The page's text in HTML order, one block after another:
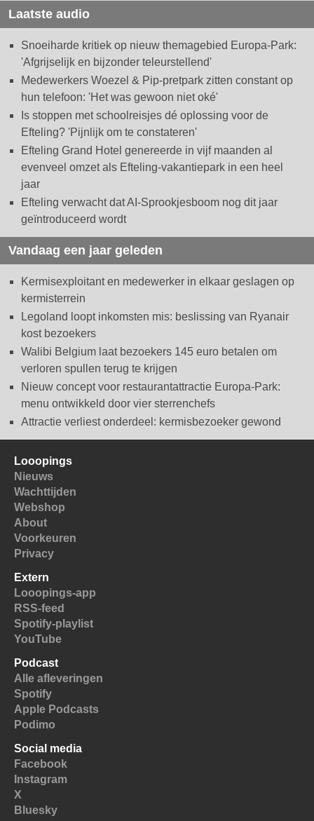
Laatste audio
Snoeiharde kritiek op nieuw themagebied Europa-Park:
'Afgrijselijk en bijzonder teleurstellend'
Medewerkers Woezel & Pip-pretpark zitten constant op
hun telefoon: 'Het was gewoon niet oké'
Is stoppen met schoolreisjes dé oplossing voor de
Efteling? 'Pijnlijk om te constateren'
Efteling Grand Hotel genereerde in vijf maanden al
evenveel omzet als Efteling-vakantiepark in een heel
jaar
Efteling verwacht dat AI-Sprookjesboom nog dit jaar
geïntroduceerd wordt
Vandaag een jaar geleden
Kermisexploitant en medewerker in elkaar geslagen op
kermisterrein
Legoland loopt inkomsten mis: beslissing van Ryanair
kost bezoekers
Walibi Belgium laat bezoekers 145 euro betalen om
verloren spullen terug te krijgen
Nieuw concept voor restaurantattractie Europa-Park:
menu ontwikkeld door vier sterrenchefs
Attractie verliest onderdeel: kermisbezoeker gewond
Looopings
Nieuws
Wachttijden
Webshop
About
Voorkeuren
Privacy
Extern
Looopings-app
RSS-feed
Spotify-playlist
YouTube
Podcast
Alle afleveringen
Spotify
Apple Podcasts
Podimo
Social media
Facebook
Instagram
X
Bluesky